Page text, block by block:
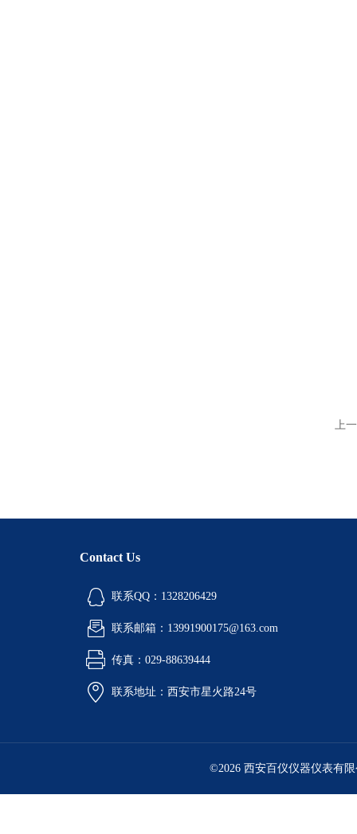
上
Contact Us
联系QQ：1328206429
联系邮箱：13991900175@163.com
传真：029-88639444
联系地址：西安市星火路24号
©2026 西安百仪仪器仪表有